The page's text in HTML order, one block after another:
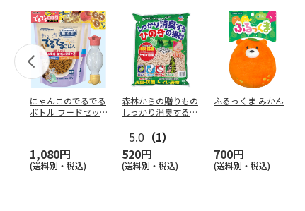
にゃんこのでるでる
ボトル フードセッ
1,080円
(送料別・税込)
森林からの贈りもの
しっかり消臭するひ
5.0 （1）
520円
(送料別・税込)
ふるっくま みかん
700円
(送料別・税込)